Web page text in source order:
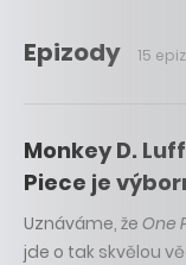
Epizody 15
Monkey D.
Piece je
Uznáváme, že One
jde o tak skvělou